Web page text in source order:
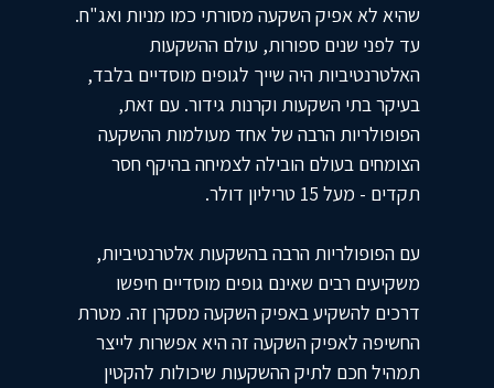
שהיא לא אפיק השקעה מסורתי כמו מניות ואג"ח.
עד לפני שנים ספורות, עולם ההשקעות
האלטרנטיביות היה שייך לגופים מוסדיים בלבד,
בעיקר בתי השקעות וקרנות גידור. עם זאת,
הפופולריות הרבה של אחד מעולמות ההשקעה
הצומחים בעולם הובילה לצמיחה בהיקף חסר
תקדים - מעל 15 טריליון דולר.
עם הפופולריות הרבה בהשקעות אלטרנטיביות,
משקיעים רבים שאינם גופים מוסדיים חיפשו
דרכים להשקיע באפיק השקעה מסקרן זה. מטרת
החשיפה לאפיק השקעה זה היא אפשרות לייצר
תמהיל חכם לתיק ההשקעות שיכולות להקטין